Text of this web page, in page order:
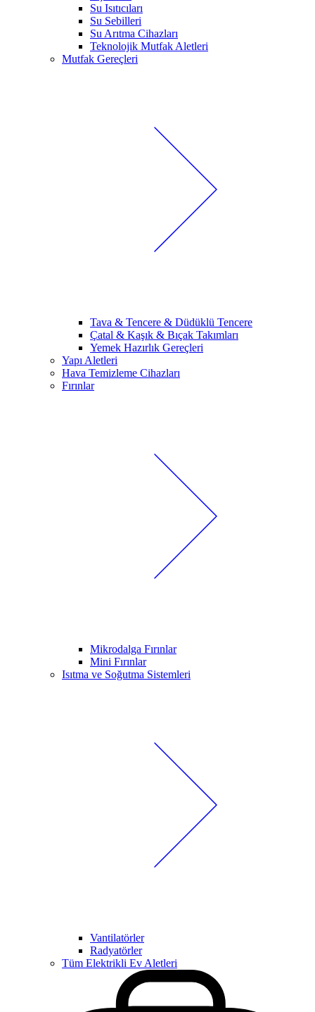
Su Isıtıcıları
Su Sebilleri
Su Arıtma Cihazları
Teknolojik Mutfak Aletleri
Mutfak Gereçleri
Tava & Tencere & Düdüklü Tencere
Çatal & Kaşık & Bıçak Takımları
Yemek Hazırlık Gereçleri
Yapı Aletleri
Hava Temizleme Cihazları
Fırınlar
Mikrodalga Fırınlar
Mini Fırınlar
Isıtma ve Soğutma Sistemleri
Vantilatörler
Radyatörler
Tüm Elektrikli Ev Aletleri